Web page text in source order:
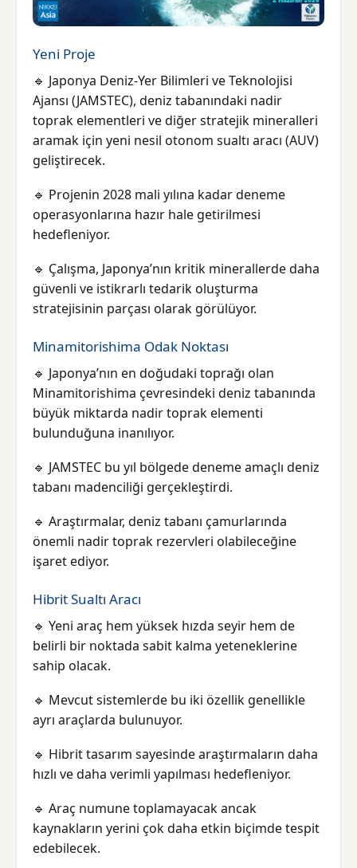
Yeni Proje
🔹 Japonya Deniz-Yer Bilimleri ve Teknolojisi
Ajansı (JAMSTEC), deniz tabanındaki nadir
toprak elementleri ve diğer stratejik mineralleri
aramak için yeni nesil otonom sualtı aracı (AUV)
geliştirecek.
🔹 Projenin 2028 mali yılına kadar deneme
operasyonlarına hazır hale getirilmesi
hedefleniyor.
🔹 Çalışma, Japonya’nın kritik minerallerde daha
güvenli ve istikrarlı tedarik oluşturma
stratejisinin parçası olarak görülüyor.
Minamitorishima Odak Noktası
🔹 Japonya’nın en doğudaki toprağı olan
Minamitorishima çevresindeki deniz tabanında
büyük miktarda nadir toprak elementi
bulunduğuna inanılıyor.
🔹 JAMSTEC bu yıl bölgede deneme amaçlı deniz
tabanı madenciliği gerçekleştirdi.
🔹 Araştırmalar, deniz tabanı çamurlarında
önemli nadir toprak rezervleri olabileceğine
işaret ediyor.
Hibrit Sualtı Aracı
🔹 Yeni araç hem yüksek hızda seyir hem de
belirli bir noktada sabit kalma yeteneklerine
sahip olacak.
🔹 Mevcut sistemlerde bu iki özellik genellikle
ayrı araçlarda bulunuyor.
🔹 Hibrit tasarım sayesinde araştırmaların daha
hızlı ve daha verimli yapılması hedefleniyor.
🔹 Araç numune toplamayacak ancak
kaynakların yerini çok daha etkin biçimde tespit
edebilecek.